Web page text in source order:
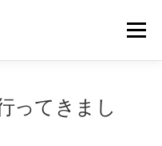
メニュー
ってきまし